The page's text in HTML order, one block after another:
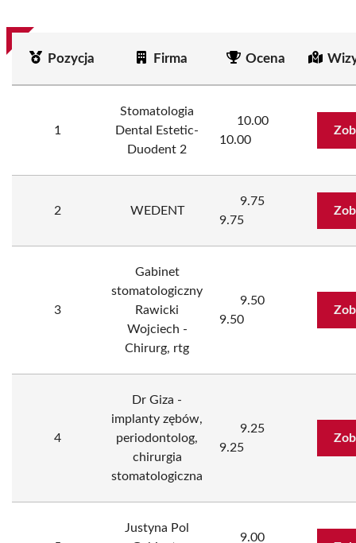
Pozycja Firma Ocena
1
Stomatologia
Dental Estetic-
Duodent 2
10.00
10.00
2 WEDENT
9.75
9.75
3
Gabinet
stomatologiczny
Rawicki
Wojciech -
Chirurg, rtg
9.50
9.50
4
Dr Giza -
implanty zębów,
periodontolog,
chirurgia
stomatologiczna
9.25
9.25
Justyna Pol
9.00